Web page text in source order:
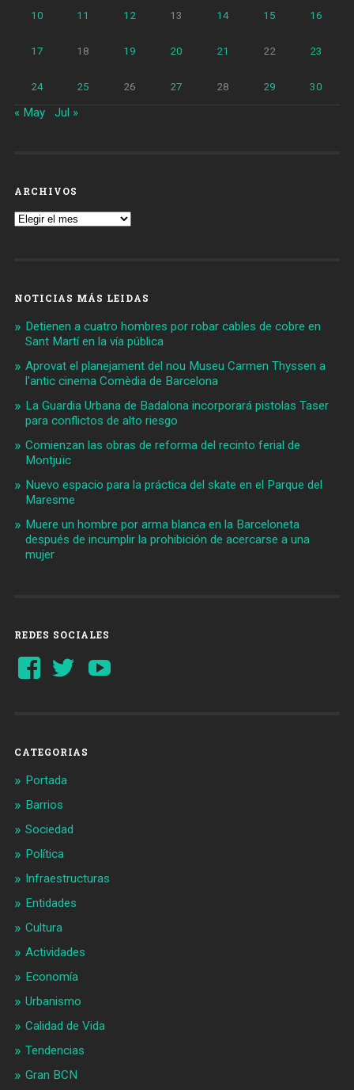
10 11 12 13 14 15 16
17 18 19 20 21 22 23
24 25 26 27 28 29 30
« May Jul »
ARCHIVOS
Archivos
NOTICIAS MÁS LEIDAS
Detienen a cuatro hombres por robar cables de cobre en
Sant Martí en la vía pública
Aprovat el planejament del nou Museu Carmen Thyssen a
l'antic cinema Comèdia de Barcelona
La Guardia Urbana de Badalona incorporará pistolas Taser
para conflictos de alto riesgo
Comienzan las obras de reforma del recinto ferial de
Montjuïc
Nuevo espacio para la práctica del skate en el Parque del
Maresme
Muere un hombre por arma blanca en la Barceloneta
después de incumplir la prohibición de acercarse a una
mujer
REDES SOCIALES
Ver
perfil
Ver
perfil
CATEGORIAS
Portada
Barrios
Sociedad
Política
Infraestructuras
Entidades
Cultura
Actividades
Economía
Urbanismo
Calidad de Vida
Tendencias
Gran BCN